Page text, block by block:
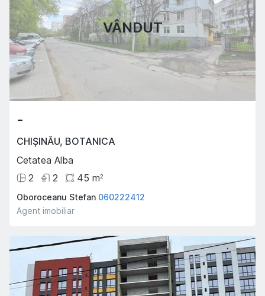
VÂNDUT
-
CHIȘINĂU, BOTANICA
Cetatea Alba
2
2 45 m2
Oboroceanu Stefan 060222412
Agent imobiliar